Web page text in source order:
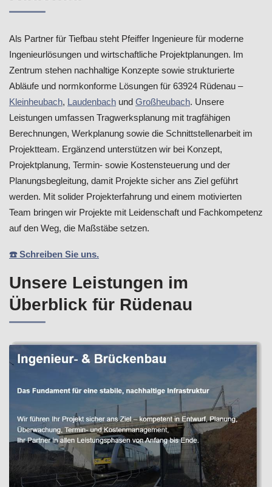
Als Partner für Tiefbau steht Pfeiffer Ingenieure für moderne
Ingenieurlösungen und wirtschaftliche Projektplanungen. Im
Zentrum stehen nachhaltige Konzepte sowie strukturierte
Abläufe und normkonforme Lösungen für 63924 Rüdenau –
Kleinheubach, Laudenbach und Großheubach. Unsere
Leistungen umfassen Tragwerksplanung mit tragfähigen
Berechnungen, Werkplanung sowie die Schnittstellenarbeit im
Projektteam. Ergänzend unterstützen wir bei Konzept,
Projektplanung, Termin- sowie Kostensteuerung und der
Planungsbegleitung, damit Projekte sicher ans Ziel geführt
werden. Mit solider Projekterfahrung und einem motivierten
Team bringen wir Projekte mit Leidenschaft und Fachkompetenz
auf den Weg, die Maßstäbe setzen.
☎️ Schreiben Sie uns.
Unsere Leistungen im
Überblick für Rüdenau